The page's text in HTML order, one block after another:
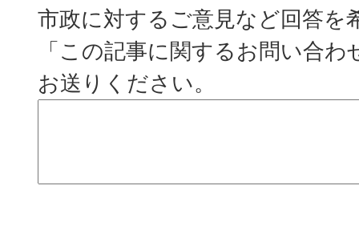
市政に対するご意見など回答を
「この記事に関するお問い合
お送りください。